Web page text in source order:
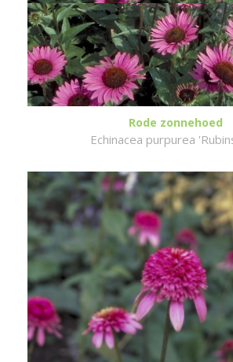
Rode zonnehoed
Echinacea purpurea